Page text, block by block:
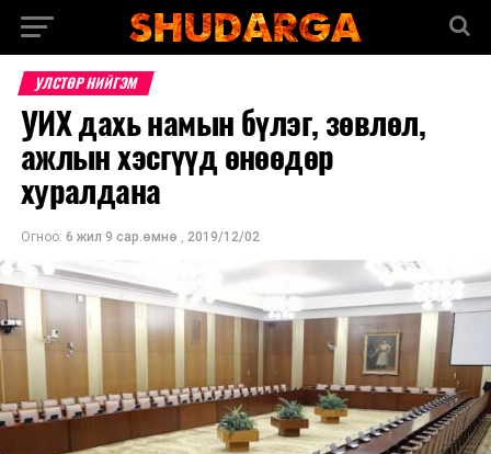
УЛСТӨР НИЙГЭМ
УИХ дахь намын бүлэг, зөвлөл,
ажлын хэсгүүд өнөөдөр
хуралдана
Огноо: 6 жил 9 сар.өмнө , 2019/12/02